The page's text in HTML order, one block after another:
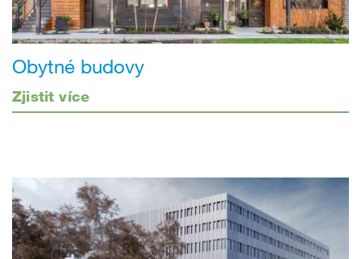
Obytné budovy
Zjistit více